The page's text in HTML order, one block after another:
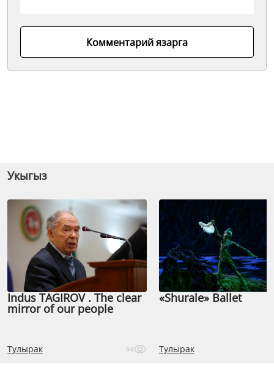
Комментарий язарга
Укыгыз
Indus TAGIROV . The clear
mirror of our people
Тулырак 94
«Shurale» Ballet
Тулырак